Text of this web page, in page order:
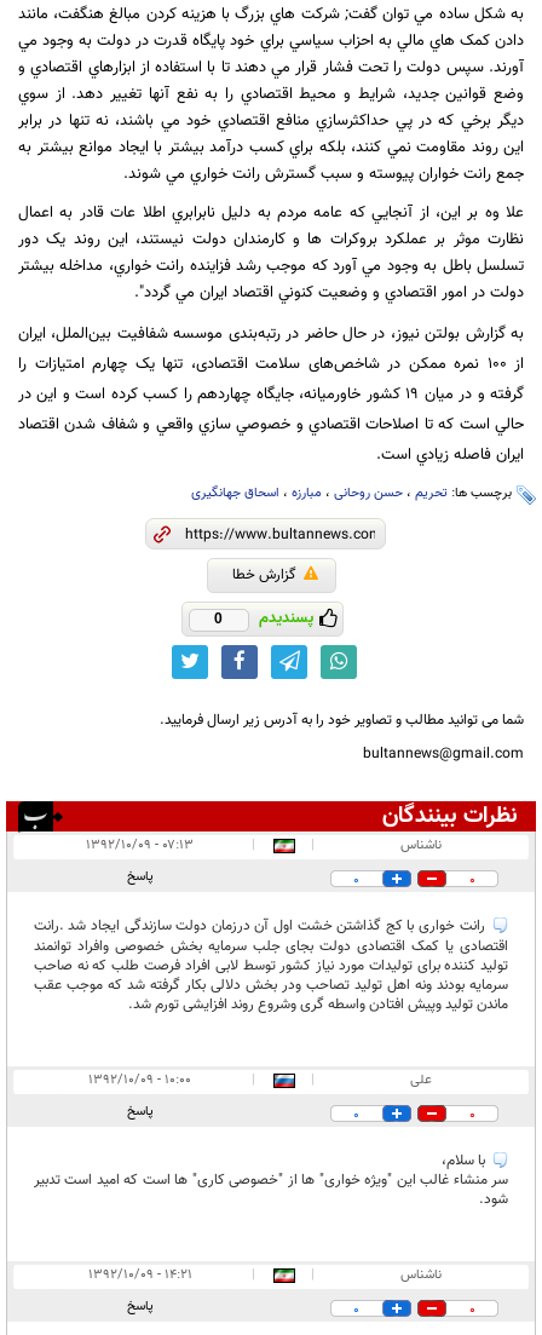
به شکل ساده مي توان گفت; شرکت هاي بزرگ با هزينه کردن مبالغ هنگفت، مانند
دادن کمک هاي مالي به احزاب سياسي براي خود پايگاه قدرت در دولت به وجود مي
آورند. سپس دولت را تحت فشار قرار مي دهند تا با استفاده از ابزارهاي اقتصادي و
وضع قوانين جديد، شرايط و محيط اقتصادي را به نفع آنها تغيير دهد. از سوي
ديگر برخي که در پي حداکثرسازي منافع اقتصادي خود مي باشند، نه تنها در برابر
اين روند مقاومت نمي کنند، بلکه براي کسب درآمد بيشتر با ايجاد موانع بيشتر به
جمع رانت خواران پيوسته و سبب گسترش رانت خواري مي شوند.
علا وه بر اين، از آنجايي که عامه مردم به دليل نابرابري اطلا عات قادر به اعمال
نظارت موثر بر عملکرد بروکرات ها و کارمندان دولت نيستند، اين روند يک دور
تسلسل باطل به وجود مي آورد که موجب رشد فزاينده رانت خواري، مداخله بيشتر
دولت در امور اقتصادي و وضعيت کنوني اقتصاد ايران مي گردد".
به گزارش بولتن نيوز، در حال حاضر در رتبه‌بندی موسسه شفافیت بین‌الملل، ایران
از ۱۰۰ نمره ممکن در شاخص‌های سلامت اقتصادی، تنها یک چهارم امتیازات را
گرفته و در میان ۱۹ کشور خاورمیانه، جایگاه چهاردهم را کسب کرده است و اين در
حالي است كه تا اصلاحات اقتصادي و خصوصي سازي واقعي و شفاف شدن اقتصاد
ايران فاصله زيادي است.
برچسب ها: تحریم ، حسن روحانی ، مبارزه ، اسحاق جهانگیری
گزارش خطا
پسندیدم 0
شما می توانید مطالب و تصاویر خود را به آدرس زیر ارسال فرمایید.
bultannews@gmail.com
نظرات بینندگان
در انتظار بررسی:۱
ناشناس |
|
۰۷:۱۳ - ۱۳۹۲/۱۰/۰۹
0
0 پاسخ
رانت خواری با کج گذاشتن خشت اول آن درزمان دولت سازندگی ایجاد شد .رانت
اقتصادی یا کمک اقتصادی دولت بجای جلب سرمایه بخش خصوصی وافراد توانمند
تولید کننده برای تولیدات مورد نیاز کشور توسط لابی افراد فرصت طلب که نه صاحب
سرمایه بودند ونه اهل تولید تصاحب ودر بخش دلالی بکار گرفته شد که موجب عقب
ماندن تولید وپیش افتادن واسطه گری وشروع روند افزایشی تورم شد.
علی |
|
۱۰:۰۰ - ۱۳۹۲/۱۰/۰۹
0
0 پاسخ
با سلام،
سر منشاء غالب این "ویژه خواری" ها از "خصوصی کاری" ها است که امید است تدبیر
شود.
ناشناس |
|
۱۴:۲۱ - ۱۳۹۲/۱۰/۰۹
0
0 پاسخ